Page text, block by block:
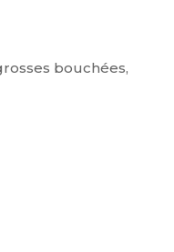
bouchées,